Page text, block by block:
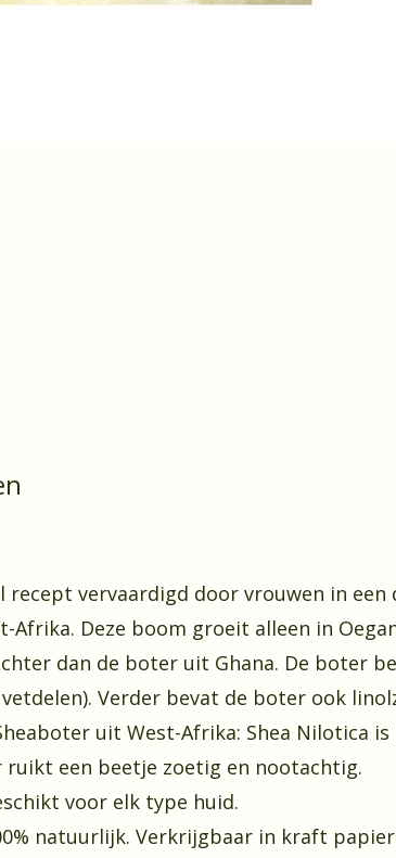
recept vervaardigd door vrouwen in
Afrika. Deze boom groeit alleen in
dan de boter uit Ghana. De boter
Verder bevat de boter ook
uit West-Afrika: Shea Nilotica
een beetje zoetig en nootachtig.
voor elk type huid.
natuurlijk. Verkrijgbaar in kraft